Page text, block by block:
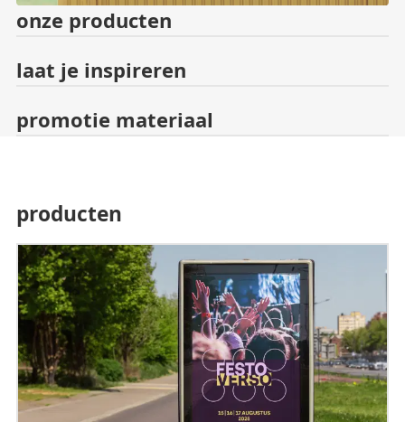
onze producten
laat je inspireren
promotie materiaal
producten